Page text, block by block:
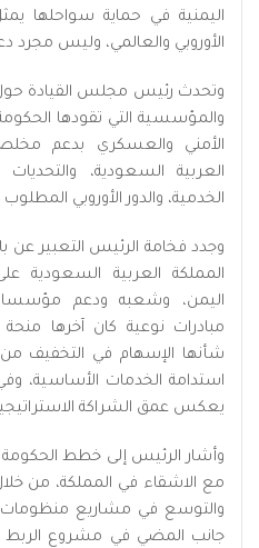
اليمنية في حماية سواحلها
الأوروبي والعالمي، وليس مجرد
وتحدث رئيس مجلس القيادة حول
والمؤسسية التي تقودها
الأمني والعسكري بدعم
العربية السعودية،
الخدمية، والدور الأوروبي
وجدد فخامة الرئيس التعبير عن
المملكة العربية السعودية
اليمن، وشعبه ودعم
مبادرات نوعية كان آخرها
شأنها الإسهام في التخفيف
استدامة الخدمات الأساسية،
يعكس عمق الشراكة
وأشار الرئيس إلى خطط الحكومة
مع الاشقاء في المملكة، من
والتوسع في مشاريع منظومات
جانب المضي في مشروع الربط